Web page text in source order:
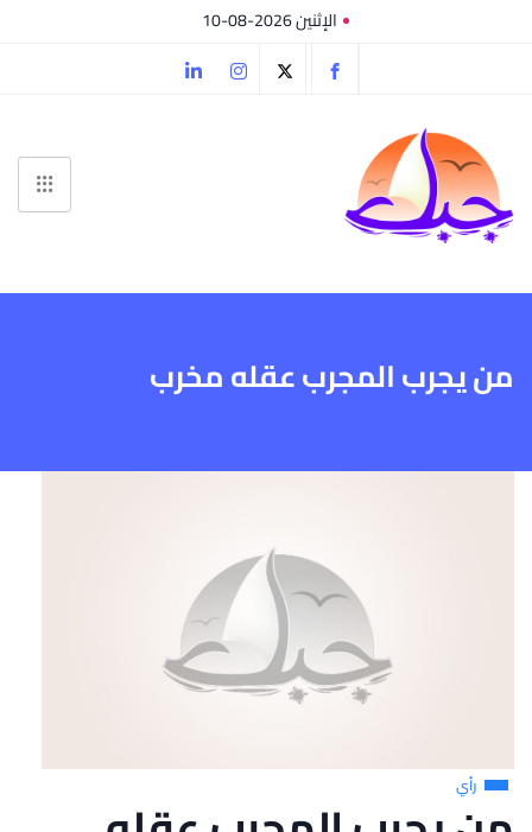
الإثنين 2026-08-10
من يجرب المجرب عقله مخرب
رأي